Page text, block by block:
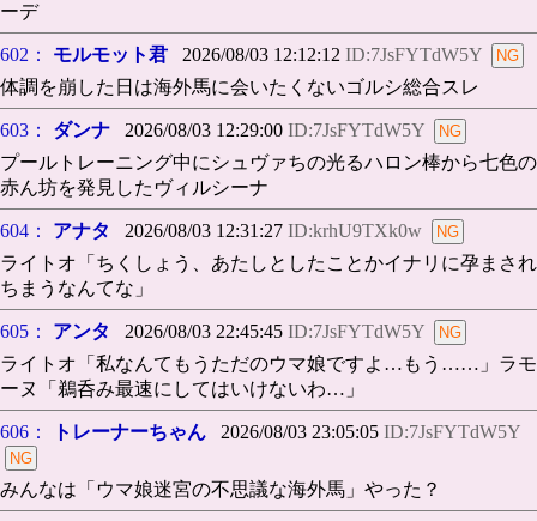
ーデ
602： モルモット君 2026/08/03 12:12:12 ID:7JsFYTdW5Y
体調を崩した日は海外馬に会いたくないゴルシ総合スレ
603： ダンナ 2026/08/03 12:29:00 ID:7JsFYTdW5Y
プールトレーニング中にシュヴァちの光るハロン棒から七色の
赤ん坊を発見したヴィルシーナ
604： アナタ 2026/08/03 12:31:27 ID:krhU9TXk0w
ライトオ「ちくしょう、あたしとしたことかイナリに孕まされ
ちまうなんてな」
605： アンタ 2026/08/03 22:45:45 ID:7JsFYTdW5Y
ライトオ「私なんてもうただのウマ娘ですよ…もう……」ラモ
ーヌ「鵜呑み最速にしてはいけないわ…」
606： トレーナーちゃん 2026/08/03 23:05:05 ID:7JsFYTdW5Y
みんなは「ウマ娘迷宮の不思議な海外馬」やった？